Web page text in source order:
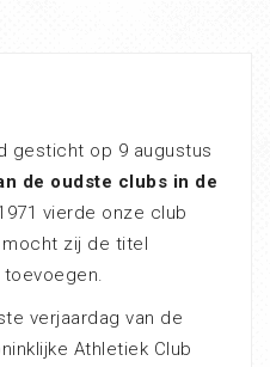
gesticht op 9 augustus
de oudste clubs in de
vierde onze club
mocht zij de titel
toevoegen.
verjaardag van de
Athletiek Club